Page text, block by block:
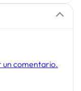
un comentario.